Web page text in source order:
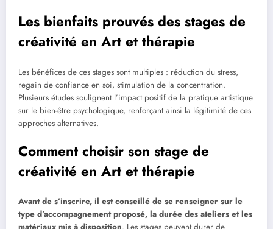
Les bienfaits prouvés des stages de
créativité en Art et thérapie
Les bénéfices de ces stages sont multiples : réduction du stress,
regain de confiance en soi, stimulation de la concentration.
Plusieurs études soulignent l’impact positif de la pratique artistique
sur le bien-être psychologique, renforçant ainsi la légitimité de ces
approches alternatives.
Comment choisir son stage de
créativité en Art et thérapie
Avant de s’inscrire, il est conseillé de se renseigner sur le
type d’accompagnement proposé, la durée des ateliers et les